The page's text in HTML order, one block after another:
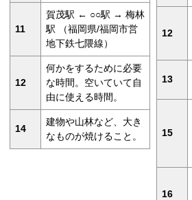
11
賀茂駅 ← ○○駅 → 梅林
駅 （福岡県/福岡市営
地下鉄七隈線）
12
何かをするために必要
な時間。空いていて自
由に使える時間。
14
建物や山林など、大き
なものが焼けること。
12
13
15
16